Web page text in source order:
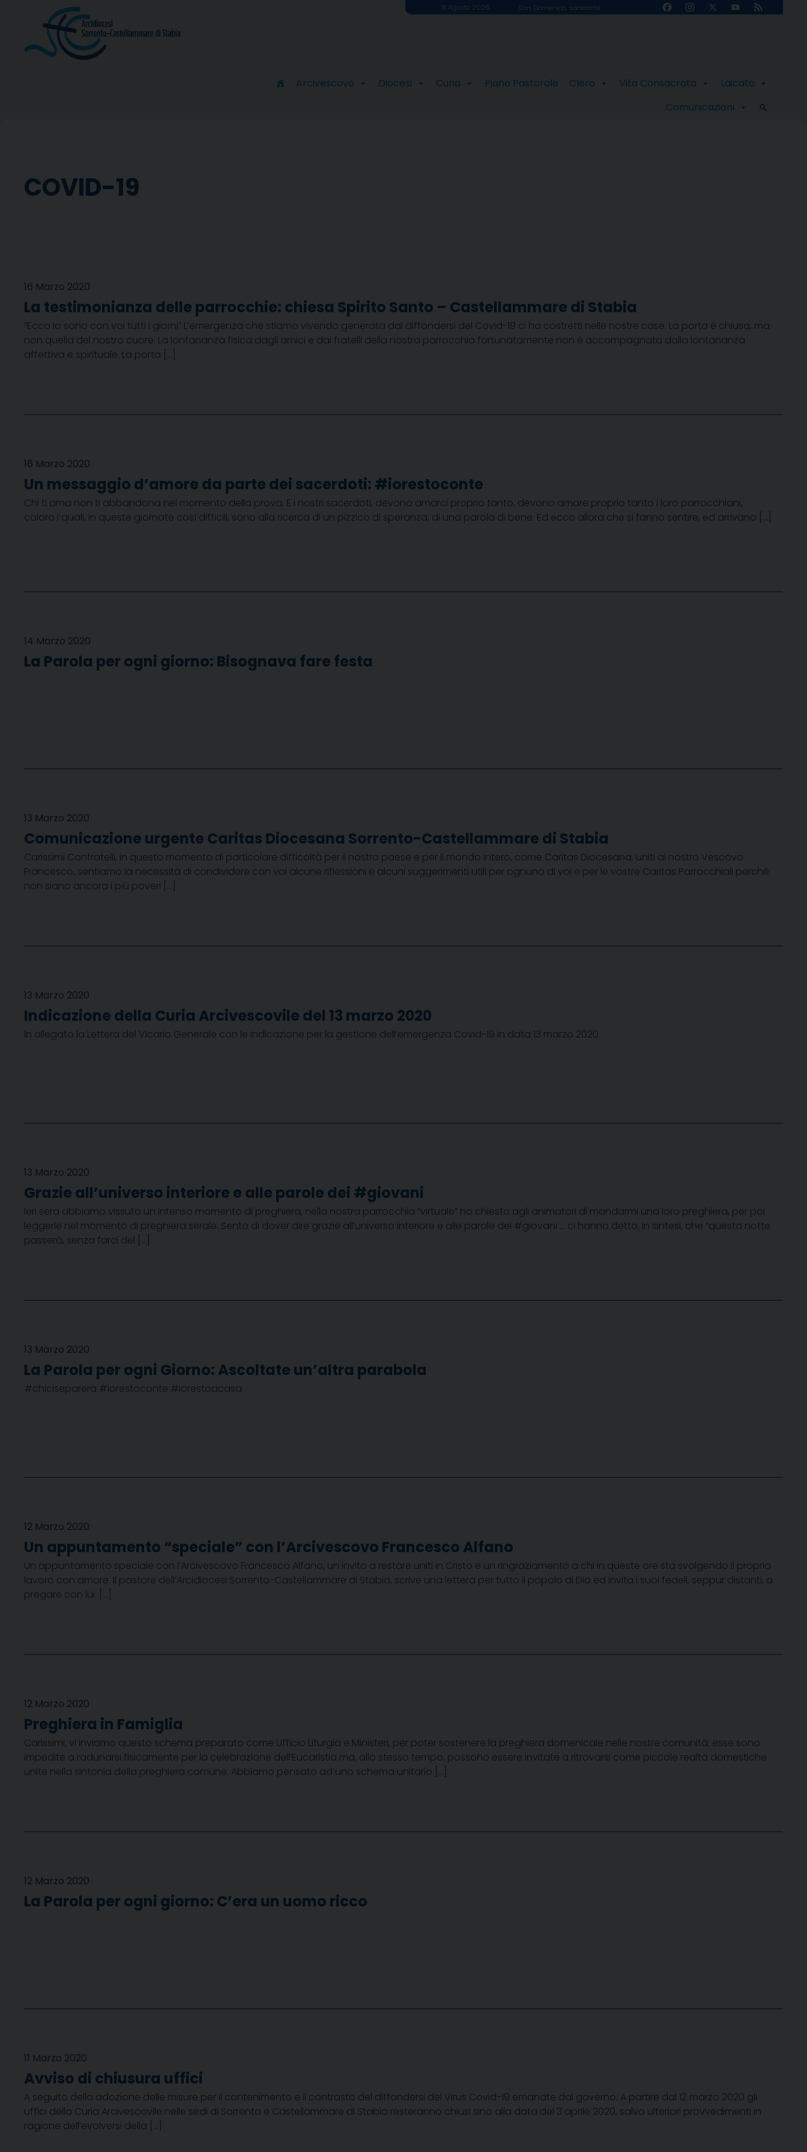
8 Agosto 2026 San Domenico, sacerdote FacebookInstagram
X
YouTube
Feed
Arcivescovo Diocesi Curia Piano Pastorale Clero Vita Consacrata
Laicato
Comunicazioni
COVID-19
16 Marzo 2020
La testimonianza delle parrocchie: chiesa Spirito Santo – Castellammare di Stabia
“Ecco Io sono con voi tutti i giorni” L’emergenza che stiamo vivendo generata dal diffondersi del Covid-19 ci ha costretti nelle nostre case. La porta è chiusa, ma
non quella del nostro cuore. La lontananza fisica dagli amici e dai fratelli della nostra parrocchia fortunatamente non è accompagnata dalla lontananza
affettiva e spirituale. La porta […]
16 Marzo 2020
Un messaggio d’amore da parte dei sacerdoti: #iorestoconte
Chi ti ama non ti abbandona nel momento della prova. E i nostri sacerdoti, devono amarci proprio tanto, devono amare proprio tanto i loro parrocchiani,
coloro i quali, in queste giornate così difficili, sono alla ricerca di un pizzico di speranza, di una parola di bene. Ed ecco allora che si fanno sentire, ed arrivano […]
14 Marzo 2020
La Parola per ogni giorno: Bisognava fare festa
13 Marzo 2020
Comunicazione urgente Caritas Diocesana Sorrento-Castellammare di Stabia
Carissimi Confratelli, in questo momento di particolare difficoltà per il nostro paese e per il mondo intero, come Caritas Diocesana, uniti al nostro Vescovo
Francesco, sentiamo la necessità di condividere con voi alcune riflessioni e alcuni suggerimenti utili per ognuno di voi e per le vostre Caritas Parrocchiali perché
non siano ancora i più poveri […]
13 Marzo 2020
Indicazione della Curia Arcivescovile del 13 marzo 2020
In allegato la Lettera del Vicario Generale con le indicazione per la gestione dell’emergenza Covid-19 in data 13 marzo 2020.
13 Marzo 2020
Grazie all’universo interiore e alle parole dei #giovani
Ieri sera abbiamo vissuto un intenso momento di preghiera, nella nostra parrocchia “virtuale” ho chiesto agli animatori di mandarmi una loro preghiera, per poi
leggerle nel momento di preghiera serale. Sento di dover dire grazie all’universo interiore e alle parole dei #giovani … ci hanno detto, in sintesi, che “questa notte
passerà, senza farci del […]
13 Marzo 2020
La Parola per ogni Giorno: Ascoltate un’altra parabola
#chiciseparera #iorestoconte #iorestoacasa
12 Marzo 2020
Un appuntamento “speciale” con l’Arcivescovo Francesco Alfano
Un appuntamento speciale con l’Arcivescovo Francesco Alfano, un invito a restare uniti in Cristo e un ringraziamento a chi in queste ore sta svolgendo il proprio
lavoro con amore. Il pastore dell’Arcidiocesi Sorrento-Castellammare di Stabia, scrive una lettera per tutto il popolo di Dio ed invita i suoi fedeli, seppur distanti, a
pregare con lui. […]
12 Marzo 2020
Preghiera in Famiglia
Carissimi, vi inviamo questo schema preparato come Ufficio Liturgia e Ministeri, per poter sostenere la preghiera domenicale nelle nostre comunità; esse sono
impedite a radunarsi fisicamente per la celebrazione dell’Eucaristia ma, allo stesso tempo, possono essere invitate a ritrovarsi come piccole realtà domestiche
unite nella sintonia della preghiera comune. Abbiamo pensato ad uno schema unitario […]
12 Marzo 2020
La Parola per ogni giorno: C’era un uomo ricco
11 Marzo 2020
Avviso di chiusura uffici
A seguito della adozione delle misure per il contenimento e il contrasto del diffondersi del Virus Covid-19 emanate dal governo. A partire dal 12 marzo 2020 gli
uffici della Curia Arcivescovile nelle sedi di Sorrento e Castellammare di Stabia resteranno chiusi sino alla data del 3 aprile 2020, salvo ulteriori provvedimenti in
ragione dell’evolversi della […]